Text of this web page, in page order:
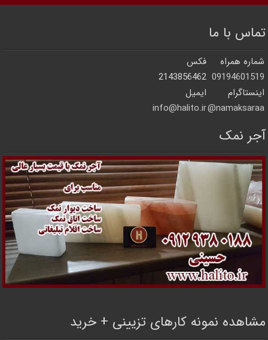
تماس با ما
شماره همراه
فکس
09194601519
2143856462
اینستاگرام
ایمیل
namaksaraa@
info@halito.ir
آجر نمک
مشاهده نمونه کارهای تزیینی + خرید